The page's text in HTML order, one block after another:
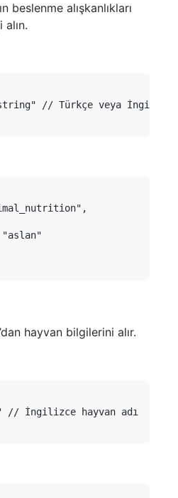
beslenme alışkanlıkları
alın.
// Türkçe veya
hayvan bilgilerini alır.
// İngilizce hayvan adı